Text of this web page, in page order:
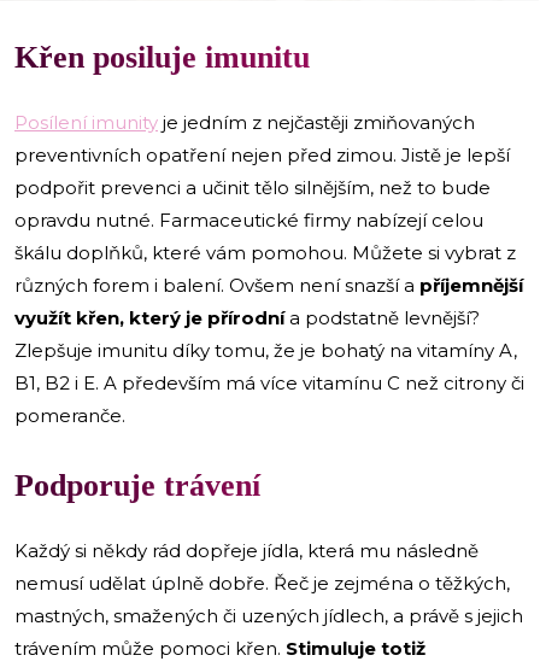
Křen posiluje imunitu
Posílení imunity je jedním z nejčastěji zmiňovaných
preventivních opatření nejen před zimou. Jistě je lepší
podpořit prevenci a učinit tělo silnějším, než to bude
opravdu nutné. Farmaceutické firmy nabízejí celou
škálu doplňků, které vám pomohou. Můžete si vybrat z
různých forem i balení. Ovšem není snazší a příjemnější
využít křen, který je přírodnía podstatně levnější?
Zlepšuje imunitu díky tomu, že je bohatý na vitamíny A,
B1, B2 i E. A především má více vitamínu C než citrony či
pomeranče.
Podporuje trávení
Každý si někdy rád dopřeje jídla, která mu následně
nemusí udělat úplně dobře. Řeč je zejména o těžkých,
mastných, smažených či uzených jídlech, a právě s jejich
trávením může pomoci křen. Stimuluje totiž